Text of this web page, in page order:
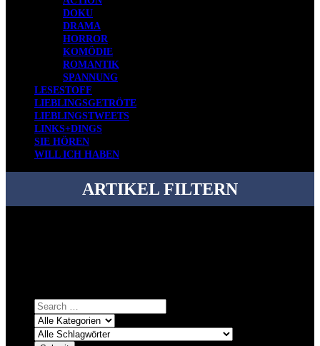
DOKU
DRAMA
HORROR
KOMÖDIE
ROMANTIK
SPANNUNG
LESESTOFF
LIEBLINGSGETRÖTE
LIEBLINGSTWEETS
LINKS+DINGS
SIE HÖREN
WILL ICH HABEN
ARTIKEL FILTERN